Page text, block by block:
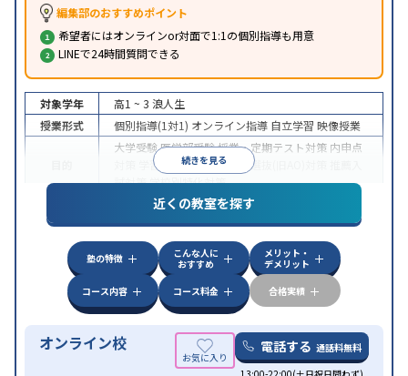
編集部のおすすめポイント
希望者にはオンラインor対面で1:1の個別指導も用意
LINEで24時間質問できる
続きを見る
対象学年 高1 ~ 3 浪人生
授業形式
個別指導(1対1) オンライン指導 自立学習 映像授業
大学受験医学部受験授業・定期テスト対策 内申点
学習習慣の定着 総合型選抜(旧AO)対策
試対策学校別特化対策
特徴
中高一貫校生に対応授業の振替可能
学習にPC・タブレットを利用オンライン対応1
科目から受講可能
近くの教室を探す
塾の特徴
こんな人に
おすすめ
メリット・
デメリット
コース内容
コース料金 合格実績
オンライン校 電話する 通話料無料